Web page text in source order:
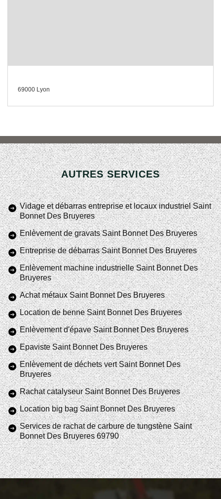
69000 Lyon
AUTRES SERVICES
Vidage et débarras entreprise et locaux industriel Saint
Bonnet Des Bruyeres
Enlèvement de gravats Saint Bonnet Des Bruyeres
Entreprise de débarras Saint Bonnet Des Bruyeres
Enlèvement machine industrielle Saint Bonnet Des
Bruyeres
Achat métaux Saint Bonnet Des Bruyeres
Location de benne Saint Bonnet Des Bruyeres
Enlèvement d'épave Saint Bonnet Des Bruyeres
Epaviste Saint Bonnet Des Bruyeres
Enlèvement de déchets vert Saint Bonnet Des
Bruyeres
Rachat catalyseur Saint Bonnet Des Bruyeres
Location big bag Saint Bonnet Des Bruyeres
Services de rachat de carbure de tungstène Saint
Bonnet Des Bruyeres 69790